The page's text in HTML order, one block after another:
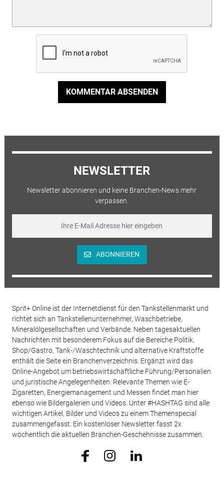
KOMMENTAR ABSENDEN
NEWSLETTER
Newsletter abonnieren und keine Branchen-News mehr
verpassen.
ABONNIEREN
Sprit+ Online ist der Internetdienst für den Tankstellenmarkt und
richtet sich an Tankstellenunternehmer, Waschbetriebe,
Mineralölgesellschaften und Verbände. Neben tagesaktuellen
Nachrichten mit besonderem Fokus auf die Bereiche Politik,
Shop/Gastro, Tank-/Waschtechnik und alternative Kraftstoffe
enthält die Seite ein Branchenverzeichnis. Ergänzt wird das
Online-Angebot um betriebswirtschaftliche Führung/Personalien
und juristische Angelegenheiten. Relevante Themen wie E-
Zigaretten, Energiemanagement und Messen findet man hier
ebenso wie Bildergalerien und Videos. Unter #HASHTAG sind alle
wichtigen Artikel, Bilder und Videos zu einem Themenspecial
zusammengefasst. Ein kostenloser Newsletter fasst 2x
wöchentlich die aktuellen Branchen-Geschehnisse zusammen.